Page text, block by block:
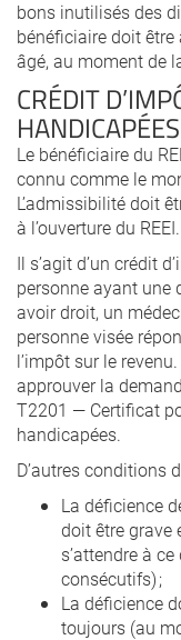
bons inutilisés des
bénéficiaire doit être
âgé, au moment de
CRÉDIT
Le bénéficiaire du
connu comme le
L’admissibilité doit
à l’ouverture du REEI.
Il s’agit d’un crédit
personne ayant une
avoir droit, un
personne visée
l’impôt sur le
approuver la
T2201 — Certificat
handicapées.
D’autres conditions
La déficience
doit être grave
s’attendre à
consécutifs) ;
La déficience
toujours (au